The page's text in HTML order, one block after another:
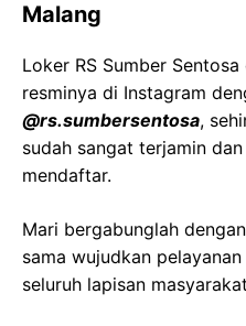
Malang
Loker RS Sumber
resminya di Instagram
@rs.sumbersentosa,
sudah sangat terjamin
mendaftar.
Mari bergabunglah
sama wujudkan
seluruh lapisan